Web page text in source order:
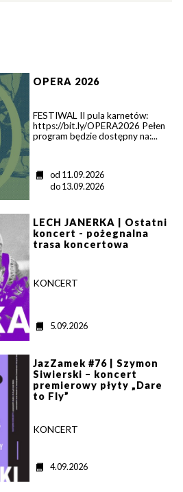
OPERA 2026
FESTIWAL II pula karnetów:
https://bit.ly/OPERA2026 Pełen
program będzie dostępny na:...
D
od 11.09.2026
do 13.09.2026
LECH JANERKA | Ostatni
koncert - pożegnalna
trasa koncertowa
KONCERT
D
a
5.09.2026
JazZamek #76 | Szymon
Siwierski – koncert
premierowy płyty „Dare
to Fly”
KONCERT
D
4.09.2026